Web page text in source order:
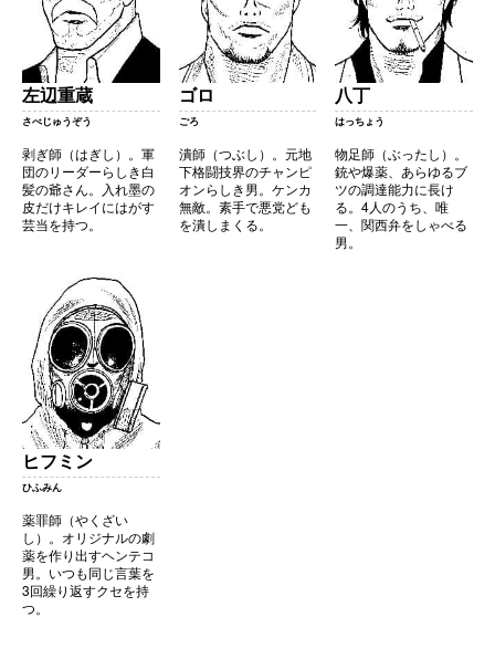
左辺重蔵
さべじゅうぞう
剥ぎ師（はぎし）。軍
団のリーダーらしき白
髪の爺さん。入れ墨の
皮だけキレイにはがす
芸当を持つ。
ゴロ
ごろ
潰師（つぶし）。元地
下格闘技界のチャンピ
オンらしき男。ケンカ
無敵。素手で悪党ども
を潰しまくる。
八丁
はっちょう
物足師（ぶったし）。
銃や爆薬、あらゆるブ
ツの調達能力に長け
る。4人のうち、唯
一、関西弁をしゃべる
男。
ヒフミン
ひふみん
薬罪師（やくざい
し）。オリジナルの劇
薬を作り出すヘンテコ
男。いつも同じ言葉を
3回繰り返すクセを持
つ。